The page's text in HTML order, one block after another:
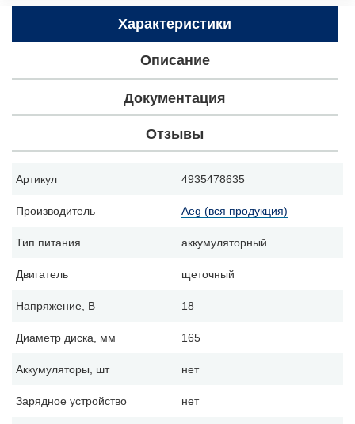
Характеристики
Описание
Документация
Отзывы
Артикул 4935478635
Производитель Aeg (вся продукция)
Тип питания аккумуляторный
Двигатель щеточный
Напряжение, В 18
Диаметр диска, мм 165
Аккумуляторы, шт нет
Зарядное устройство нет